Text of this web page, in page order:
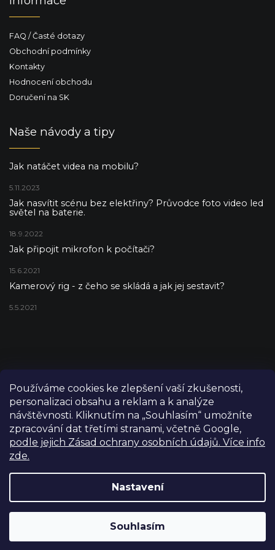
Používáme cookies ke zlepšení vaší zkušenosti,
personalizaci obsahu a reklam a k analýze
návštěvnosti. Kliknutím na „Souhlasím“ umožníte
zpracování dat třetími stranami, včetně Google,
podle jejich Zásad ochrany osobních údajů. Více info
zde.
Nastavení
Souhlasím
Výdejní sklad Praha: PO–PÁ 8:00–16:00. Při objednání a
FAQ / Časté dotazy
Obchodní podmínky
Kontakty
Hodnocení obchodu
Doručení na SK
Naše návody a tipy
Jak natáčet videa na mobilu?
5.11.2023
Jak nasvítit scénu bez elektřiny? Průvodce foto video led
světel na baterie.
18.9.2022
Jak připojit mikrofon k počítači?
15.6.2021
Kamerový rig - z čeho se skládá a jak jej sestavit?
5.5.2021
Vytvořil Shoptet
Copyright 2026FILM-TECHNIKA. Všechna práva vyhrazena.
Upravit nastavení cookies